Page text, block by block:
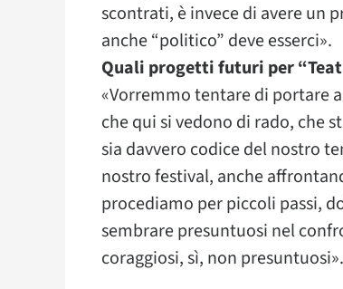
scontrati, è invece di avere un
anche “politico” deve esserci».
Quali progetti futuri per
«Vorremmo tentare di portare
che qui si vedono di rado, che
sia davvero codice del nostro
nostro festival, anche
procediamo per piccoli passi,
sembrare presuntuosi nel
coraggiosi, sì, non presuntuosi».